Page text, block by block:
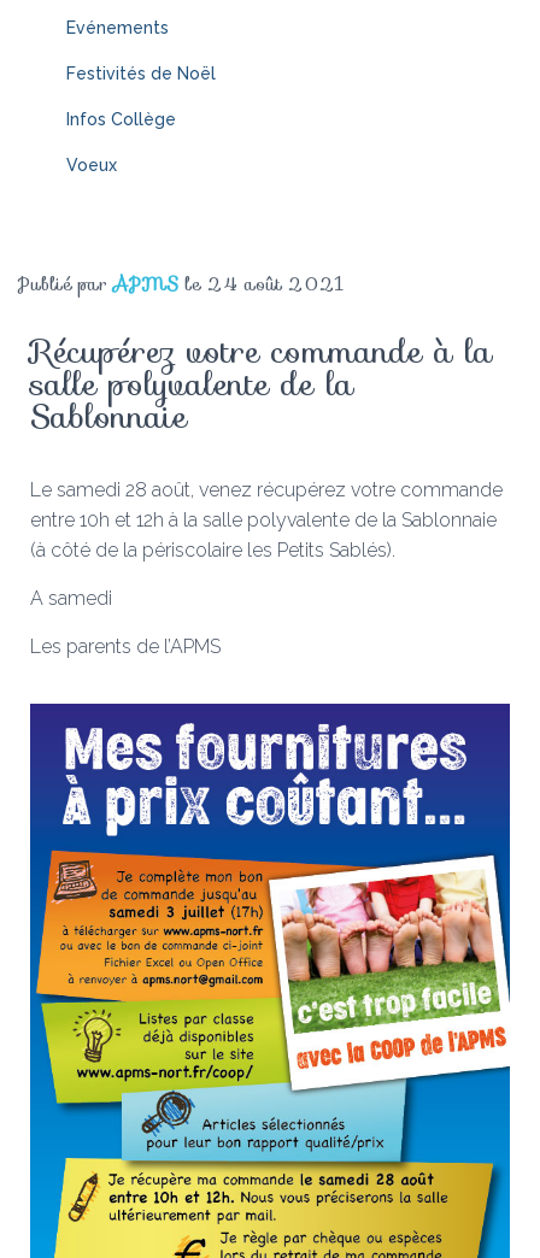
Evénements
Festivités de Noël
Infos Collège
Voeux
Publié parAPMS le 24 août 2021
Récupérez votre commande à la
salle polyvalente de la
Sablonnaie
Le samedi 28 août, venez récupérez votre commande
entre 10h et 12h à la salle polyvalente de la Sablonnaie
(à côté de la périscolaire les Petits Sablés).
A samedi
Les parents de l’APMS